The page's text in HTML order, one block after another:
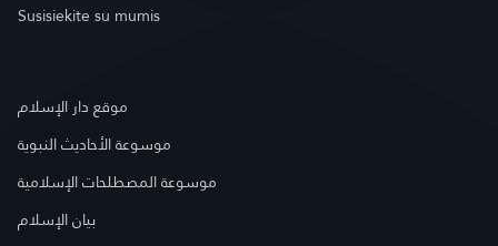
Susisiekite su mumis
موقع دار الإسلام
موسوعة الأحاديث النبوية
موسوعة المصطلحات الإسلامية
بيان الإسلام